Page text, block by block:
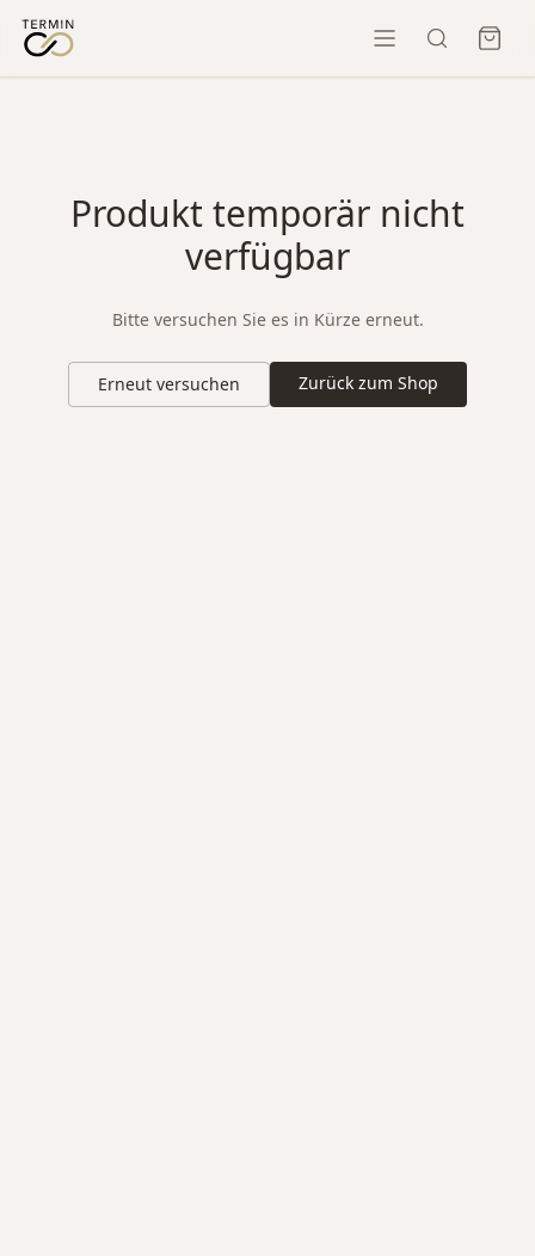
Produkt temporär nicht
verfügbar
Bitte versuchen Sie es in Kürze erneut.
Erneut versuchen Zurück zum Shop